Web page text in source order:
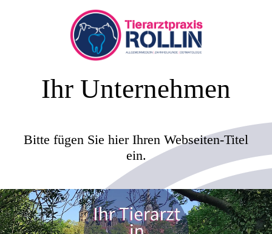
Ihr Unternehmen
Bitte fügen Sie hier Ihren Webseiten-Titel
ein.